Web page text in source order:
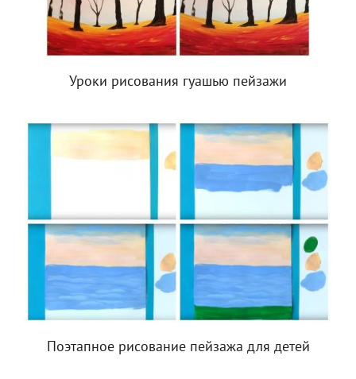
Уроки рисования гуашью пейзажи
Поэтапное рисование пейзажа для детей